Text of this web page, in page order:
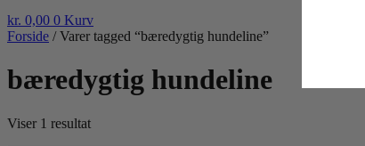
kr. 0,00 0 Kurv
Forside / Varer tagged “bæredygtig hundeline”
bæredygtig hundeline
Viser 1 resultat